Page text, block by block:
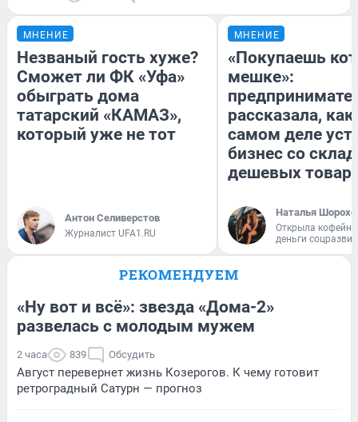
МНЕНИЕ
Незваный гость хуже?
Сможет ли ФК «Уфа»
обыграть дома
татарский «КАМАЗ»,
который уже не тот
Антон Селиверстов
Журналист UFA1.RU
МНЕНИЕ
«Покупаешь
мешке»:
рассказала, как
самом деле
бизнес со
дешевых
Наталья
Открыла
деньги
РЕКОМЕНДУЕМ
«Ну вот и всё»: звезда «Дома-2»
развелась с молодым мужем
2 часа 839 Обсудить
Август перевернет жизнь Козерогов. К чему готовит
ретроградный Сатурн — прогноз